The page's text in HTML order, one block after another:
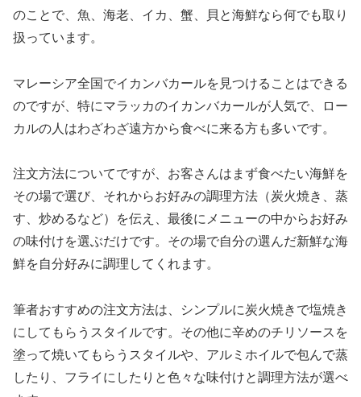
のことで、魚、海老、イカ、蟹、貝と海鮮なら何でも取り
扱っています。
マレーシア全国でイカンバカールを見つけることはできる
のですが、特にマラッカのイカンバカールが人気で、ロー
カルの人はわざわざ遠方から食べに来る方も多いです。
注文方法についてですが、お客さんはまず食べたい海鮮を
その場で選び、それからお好みの調理方法（炭火焼き、蒸
す、炒めるなど）を伝え、最後にメニューの中からお好み
の味付けを選ぶだけです。その場で自分の選んだ新鮮な海
鮮を自分好みに調理してくれます。
筆者おすすめの注文方法は、シンプルに炭火焼きで塩焼き
にしてもらうスタイルです。その他に辛めのチリソースを
塗って焼いてもらうスタイルや、アルミホイルで包んで蒸
したり、フライにしたりと色々な味付けと調理方法が選べ